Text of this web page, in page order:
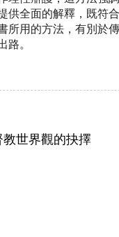
供全面的解釋，既符
所用的方法，有別於
路。
世界觀的抉擇